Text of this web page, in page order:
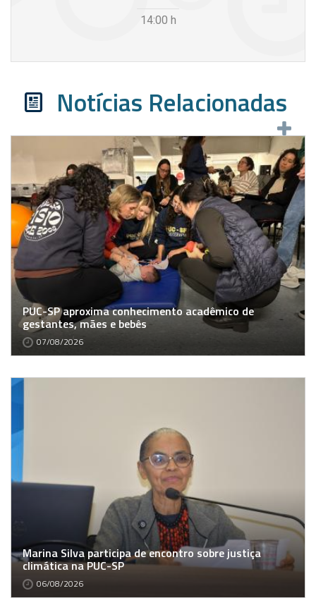
14:00 h
Notícias Relacionadas
PUC-SP aproxima conhecimento acadêmico de
gestantes, mães e bebês
07/08/2026
Marina Silva participa de encontro sobre justiça
climática na PUC-SP
06/08/2026